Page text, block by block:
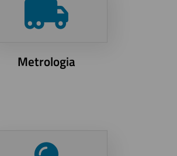
Metrologia